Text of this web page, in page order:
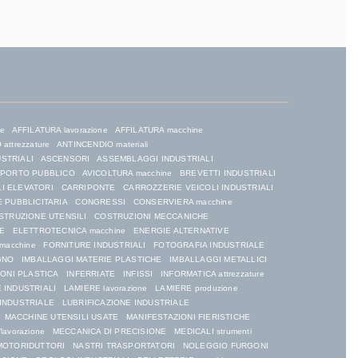
AFFILATURA lavorazione
AFFILATURA macchine
attrezzature
ANTINCENDIO materiali
ASCENSORI
ASSEMBLAGGI INDUSTRIALI
PUBBLICO
AVICOLTURA macchine
BREVETTI INDUSTRIALI
ELEVATORI
CARRIPONTE
CARROZZERIE VEICOLI INDUSTRIALI
PUBBLICITARIA
CONGRESSI
CONSERVIERA macchine
UTENSILI
COSTRUZIONI MECCANICHE
ELETTROTECNICA macchine
ENERGIE ALTERNATIVE
FORNITURE INDUSTRIALI
FOTOGRAFIA INDUSTRIALE
IMBALLAGGI MATERIE PLASTICHE
IMBALLAGGI METALLICI
PLASTICA
INFERRIATE INFISSI
INFORMATICA attrezzature
INDUSTRIALI
LAMIERE lavorazione
LAMIERE produzione
LUBRIFICAZIONE INDUSTRIALE
MACCHINE UTENSILI USATE
MANIFESTAZIONI FIERISTICHE
MECCANICA DI PRECISIONE
MEDICALI strumenti
NASTRI TRASPORTATORI
NOLEGGIO FURGONI